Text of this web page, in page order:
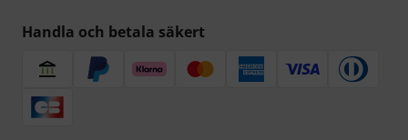
Handla och betala säkert